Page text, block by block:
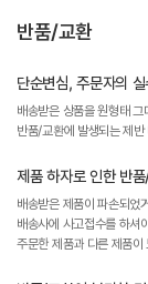
반품/교환
단순변심, 주문자의
배송받은 상품을 원형태
반품/교환에 발생되는 제
제품 하자로 인한 반
배송받은 제품이 파손되었
배송사에 사고접수를 하셔
주문한 제품과 다른 제품